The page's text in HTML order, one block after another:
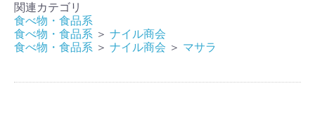
関連カテゴリ
食べ物・食品系
食べ物・食品系 ＞ ナイル商会
食べ物・食品系 ＞ ナイル商会 ＞ マサラ